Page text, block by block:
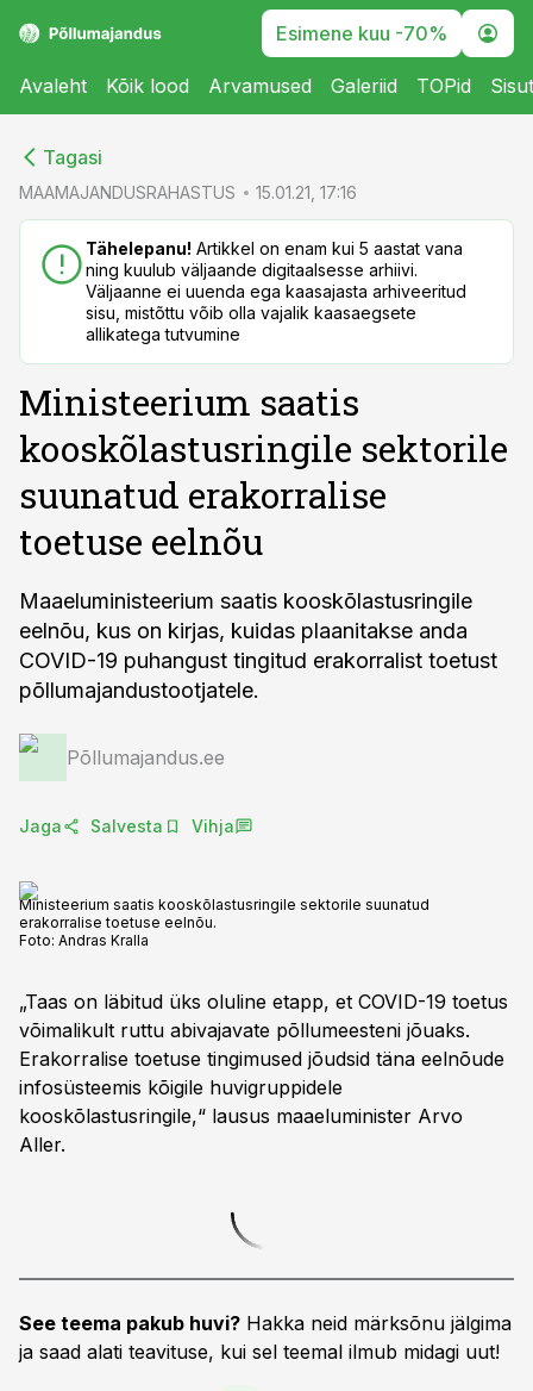
Esimene kuu -70%
Avaleht Kõik lood Arvamused Galeriid TOPid
Tagasi
MAAMAJANDUSRAHASTUS 15.01.21, 17:16
Tähelepanu! Artikkel on enam kui 5 aastat vana
ning kuulub väljaande digitaalsesse arhiivi.
Väljaanne ei uuenda ega kaasajasta arhiveeritud
sisu, mistõttu võib olla vajalik kaasaegsete
allikatega tutvumine
Ministeerium saatis
kooskõlastusringile sektorile
suunatud erakorralise
toetuse eelnõu
Maaeluministeerium saatis kooskõlastusringile
eelnõu, kus on kirjas, kuidas plaanitakse anda
COVID-19 puhangust tingitud erakorralist toetust
põllumajandustootjatele.
Põllumajandus.ee
Jaga Salvesta Vihja
Ministeerium saatis kooskõlastusringile sektorile suunatud
erakorralise toetuse eelnõu.
Foto: Andras Kralla
„Taas on läbitud üks oluline etapp, et COVID-19 toetus
võimalikult ruttu abivajavate põllumeesteni jõuaks.
Erakorralise toetuse tingimused jõudsid täna eelnõude
infosüsteemis kõigile huvigruppidele
kooskõlastusringile,“ lausus maaeluminister Arvo
Aller.
See teema pakub huvi? Hakka neid märksõnu jälgima
ja saad alati teavituse, kui sel teemal ilmub midagi uut!